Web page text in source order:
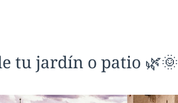
tu jardín o patio 🌿🌞